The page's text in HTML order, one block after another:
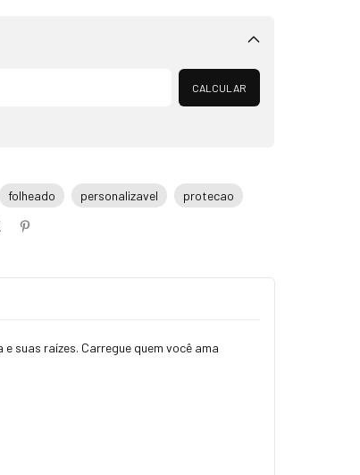
Alterar CEP
CALCULAR
folheado personalizavel protecao
suas raízes. Carregue quem você ama